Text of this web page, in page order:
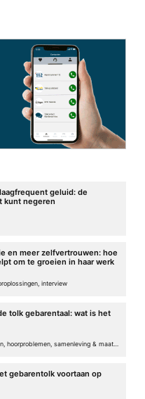
geluid: de
kunt negeren
en meer zelfvertrouwen: hoe
om te groeien in haar werk
interview
tolk gebarentaal: wat is het
gebarentolk voortaan op